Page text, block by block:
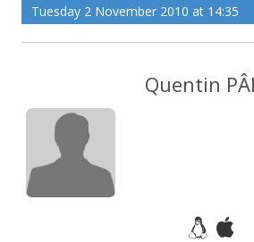
Tuesday 2 November 2010 at 14:35
Quentin